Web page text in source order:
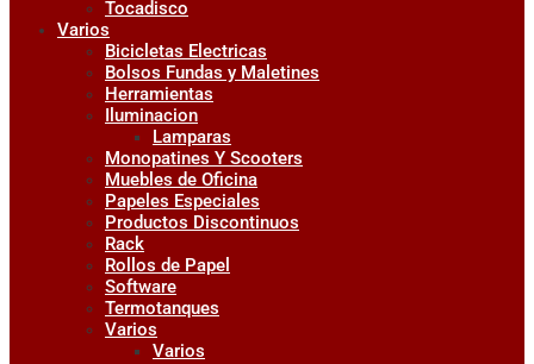
Tocadisco
Varios
Bicicletas Electricas
Bolsos Fundas y Maletines
Herramientas
Iluminacion
Lamparas
Monopatines Y Scooters
Muebles de Oficina
Papeles Especiales
Productos Discontinuos
Rack
Rollos de Papel
Software
Termotanques
Varios
Varios